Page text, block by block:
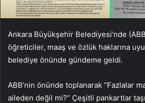
Ankara Büyükşehir Belediyesi’nde
öğreticiler, maaş ve özlük haklarına
belediye önünde gündeme geldi.
ABB’nin önünde toplanarak “Fazlalar
aileden değil mi?” Çeşitli pankartlar